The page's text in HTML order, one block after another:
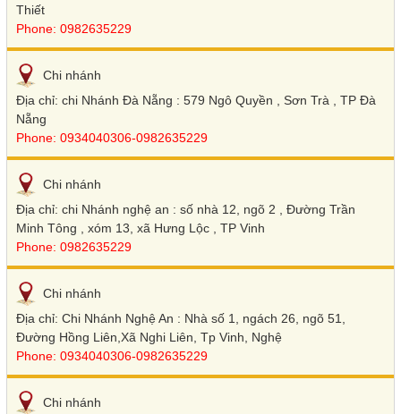
Thiết
Phone: 0982635229
Chi nhánh
Địa chỉ: chi Nhánh Đà Nẵng : 579 Ngô Quyền , Sơn Trà , TP Đà
Nẵng
Phone: 0934040306-0982635229
Chi nhánh
Địa chỉ: chi Nhánh nghệ an : số nhà 12, ngõ 2 , Đường Trần
Minh Tông , xóm 13, xã Hưng Lộc , TP Vinh
Phone: 0982635229
Chi nhánh
Địa chỉ: Chi Nhánh Nghệ An : Nhà số 1, ngách 26, ngõ 51,
Đường Hồng Liên,Xã Nghi Liên, Tp Vinh, Nghệ
Phone: 0934040306-0982635229
Chi nhánh